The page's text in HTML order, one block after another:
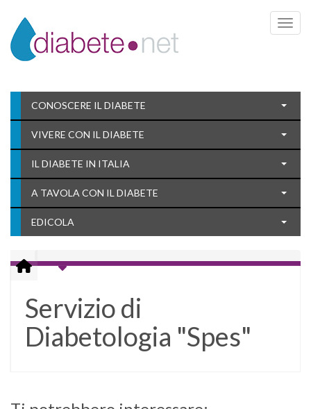
Toggle
CONOSCERE IL DIABETE
VIVERE CON IL DIABETE
IL DIABETE IN ITALIA
A TAVOLA CON IL DIABETE
EDICOLA
Servizio di
Diabetologia "Spes"